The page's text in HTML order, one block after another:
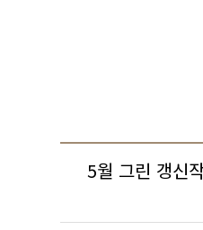
5월 그린 갱신